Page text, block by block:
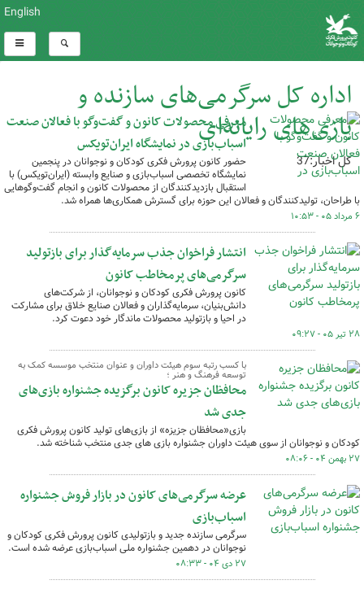
English
اداره کل سرگرمی‌های سازنده و
بازی‌های رایانه‌‌ای
کل اخبار:37
معرفی محصولات کانون و گفت‌وگو با فعالان صنعت
اسباب‌بازی در نمایشگاه ایران‌تویکس
حضور کانون پرورش فکری کودکان و نوجوانان در پنجمین
نمایشگاه تخصصی اسباب‌بازی و صنایع وابسته (ایران‌تویکس) با
استقبال بازدیدکنندگان از محصولات کانون و انجام گفت‌وگوهایی
با طراحان، تولیدکنندگان و فعالان این حوزه برای گسترش همکاری‌ها همراه شد.
۶ مرداد ۰۵ - ۱۰:۵۳
انتشار فراخوان جذب سرمایه‌گذار برای بازتولید
سرگرمی‌های پرمخاطب کانون
کانون پرورش فکری کودکان و نوجوانان،‌ از شرکت‌های
دانش‌بنیان، سرمایه‌گذاران و فعالان صنایع خلاق برای مشارکت
در احیا و بازتولید محصولات ماندگار خود دعوت کرد.
۲۸ تیر ۰۵ - ۰۹:۲۷
با کسب رتبه سوم هیئت داوران و عنوان منتخب موسسه کمک به
توسعه فرهنگ و هنر ؛
محافظان جزیره کانون برگزیده جشنواره بازی‌های
جدی شد
بازی«محافظان جزیزه» از بازی‌های تولید کانون پرورش فکری
کودکان و نوجوانان از سوی هیئت داوران جشنواره بازی های جدی منتخب شناخته شد.
۲۷ بهمن ۰۴ - ۰۸:۰۶
عرضه سرگرمی‌های کانون در بازار فروش جشنواره
اسباب‌بازی
سرگرمی سازنده جدید و بازتولیدی کانون پرورش فکری کودکان و
نوجوانان در دهمین جشنواره ملی اسباب‌بازی عرضه شده است.
۲۷ دی ۰۴ - ۰۸:۳۳